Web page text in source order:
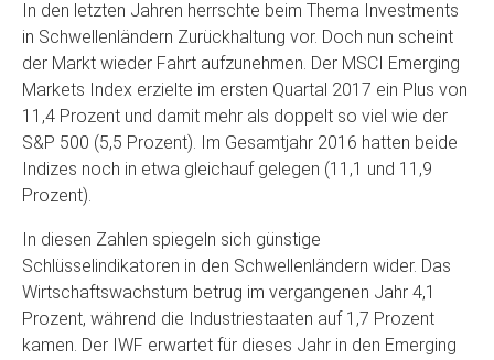
In den letzten Jahren herrschte beim Thema Investments
in Schwellenländern Zurückhaltung vor. Doch nun scheint
der Markt wieder Fahrt aufzunehmen. Der MSCI Emerging
Markets Index erzielte im ersten Quartal 2017 ein Plus von
11,4 Prozent und damit mehr als doppelt so viel wie der
S&P 500 (5,5 Prozent). Im Gesamtjahr 2016 hatten beide
Indizes noch in etwa gleichauf gelegen (11,1 und 11,9
Prozent).
In diesen Zahlen spiegeln sich günstige
Schlüsselindikatoren in den Schwellenländern wider. Das
Wirtschaftswachstum betrug im vergangenen Jahr 4,1
Prozent, während die Industriestaaten auf 1,7 Prozent
kamen. Der IWF erwartet für dieses Jahr in den Emerging